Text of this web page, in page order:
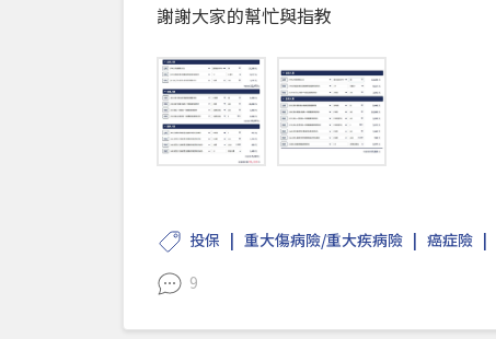
謝謝大家的幫忙與指教
投保 重大傷病險/重大疾病險 癌症險
9